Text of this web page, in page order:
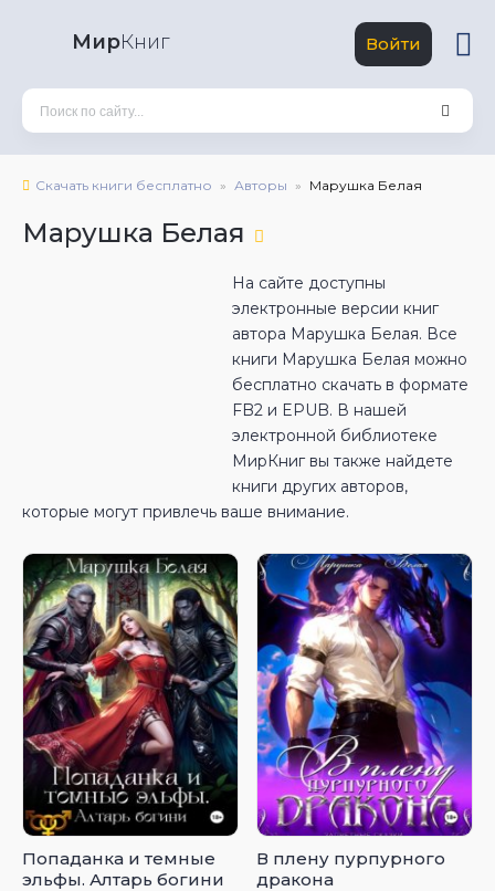
МирКниг Войти
Скачать книги бесплатно Авторы Марушка Белая
Марушка Белая
На сайте доступны
электронные версии книг
автора Марушка Белая. Все
книги Марушка Белая можно
бесплатно скачать в формате
FB2 и EPUB. В нашей
электронной библиотеке
МирКниг вы также найдете
книги других авторов,
которые могут привлечь ваше внимание.
Попаданка и темные
эльфы. Алтарь богини
В плену пурпурного
дракона